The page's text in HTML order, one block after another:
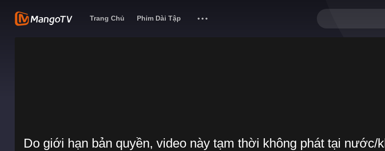
Trang Chủ Phim Dài Tập
Do giới hạn bản quyền, video này tạm thời không phát tại nước/